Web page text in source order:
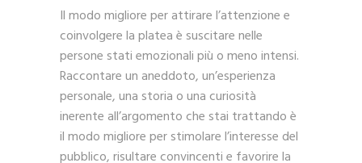
Il modo migliore per attirare l’attenzione e
coinvolgere la platea è suscitare nelle
persone stati emozionali più o meno intensi.
Raccontare un aneddoto, un’esperienza
personale, una storia o una curiosità
inerente all’argomento che stai trattando è
il modo migliore per stimolare l’interesse del
pubblico, risultare convincenti e favorire la